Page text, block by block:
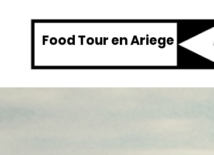
Food Tour en Ariege